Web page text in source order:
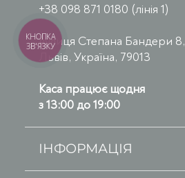
+38 098 871 0180 (лінія 1)
вулиця Степана Бандери 8,
Львів, Україна, 79013
Каса працює щодня
з 13:00 до 19:00
ІНФОРМАЦІЯ
КНОПКА
ЗВ'ЯЗКУ